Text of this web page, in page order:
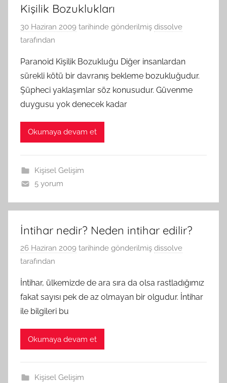
Kişilik Bozuklukları
30 Haziran 2009 tarihinde gönderilmiş dissolve
tarafından
Paranoid Kişilik Bozukluğu Diğer insanlardan
sürekli kötü bir davranış bekleme bozukluğudur.
Şüpheci yaklaşımlar söz konusudur. Güvenme
duygusu yok denecek kadar
Okumaya devam et
Kişisel Gelişim
5 yorum
İntihar nedir? Neden intihar edilir?
26 Haziran 2009 tarihinde gönderilmiş dissolve
tarafından
İntihar, ülkemizde de ara sıra da olsa rastladığımız
fakat sayısı pek de az olmayan bir olgudur. İntihar
ile bilgileri bu
Okumaya devam et
Kişisel Gelişim